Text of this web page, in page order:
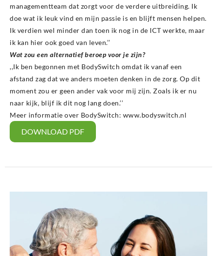
managementteam dat zorgt voor de verdere uitbreiding. Ik
doe wat ik leuk vind en mijn passie is en blijft mensen helpen.
Ik verdien wel minder dan toen ik nog in de ICT werkte, maar
ik kan hier ook goed van leven.’’
Wat zou een alternatief beroep voor je zijn?
,,Ik ben begonnen met BodySwitch omdat ik vanaf een
afstand zag dat we anders moeten denken in de zorg. Op dit
moment zou er geen ander vak voor mij zijn. Zoals ik er nu
naar kijk, blijf ik dit nog lang doen.’’
Meer informatie over BodySwitch: www.bodyswitch.nl
DOWNLOAD PDF